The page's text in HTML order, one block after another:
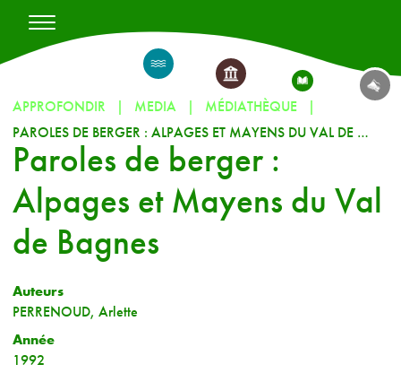
APPROFONDIR MEDIA
MÉDIATHÈQUE
PAROLES DE BERGER : ALPAGES ET MAYENS DU VAL DE BAGNES
Paroles de berger :
Alpages et Mayens du Val
de Bagnes
Auteurs
PERRENOUD, Arlette
Année
1992